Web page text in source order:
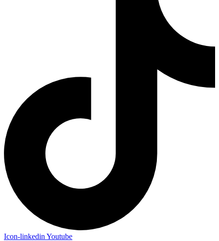
Icon-linkedin Youtube